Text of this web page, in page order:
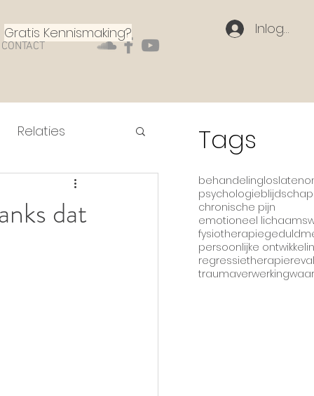
Inloggen
Gratis Kennismaking?
CONTACT
Relaties
dat
Tags
behandelingloslaten
psychologieblijdschap
chronische pijn
emotioneel
fysiotherapiegeduld
persoonlijke
regressietherapie
traumaverwerking